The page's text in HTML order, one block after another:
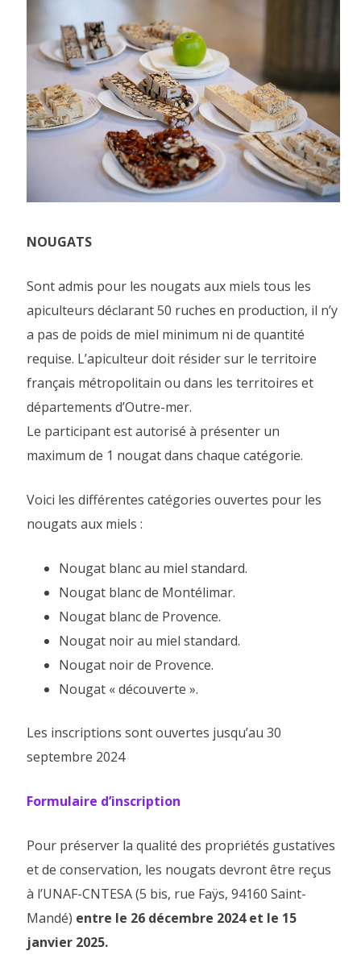
NOUGATS
Sont admis pour les nougats aux miels tous les
apiculteurs déclarant 50 ruches en production, il n’y
a pas de poids de miel minimum ni de quantité
requise. L’apiculteur doit résider sur le territoire
français métropolitain ou dans les territoires et
départements d’Outre-mer.
Le participant est autorisé à présenter un
maximum de 1 nougat dans chaque catégorie.
Voici les différentes catégories ouvertes pour les
nougats aux miels :
Nougat blanc au miel standard.
Nougat blanc de Montélimar.
Nougat blanc de Provence.
Nougat noir au miel standard.
Nougat noir de Provence.
Nougat « découverte ».
Les inscriptions sont ouvertes jusqu’au 30
septembre 2024
Formulaire d’inscription
Pour préserver la qualité des propriétés gustatives
et de conservation, les nougats devront être reçus
à l’UNAF-CNTESA (5 bis, rue Faÿs, 94160 Saint-
Mandé) entre le 26 décembre 2024 et le 15
janvier 2025.